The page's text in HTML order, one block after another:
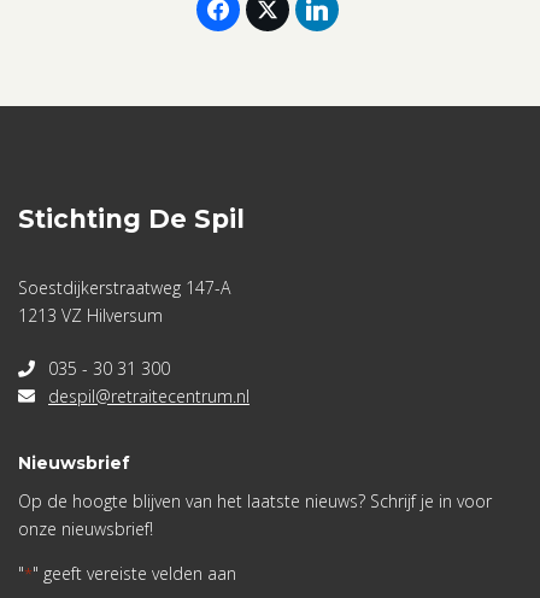
Stichting De Spil
Soestdijkerstraatweg 147-A
1213 VZ Hilversum
035 - 30 31 300
despil@retraitecentrum.nl
Nieuwsbrief
Op de hoogte blijven van het laatste nieuws? Schrijf je in voor
onze nieuwsbrief!
"*" geeft vereiste velden aan